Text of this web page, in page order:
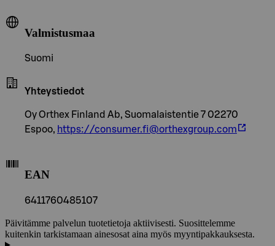
Valmistusmaa
Suomi
Yhteystiedot
Oy Orthex Finland Ab, Suomalaistentie 7 02270
Espoo, https://consumer.fi@orthexgroup.com
EAN
6411760485107
Päivitämme palvelun tuotetietoja aktiivisesti. Suosittelemme
kuitenkin tarkistamaan ainesosat aina myös myyntipakkauksesta.